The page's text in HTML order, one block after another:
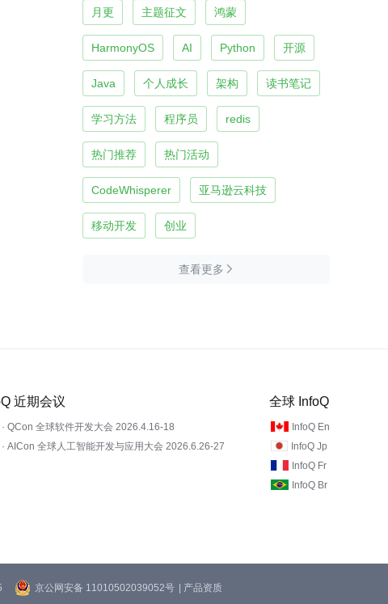
月更 主题征文 鸿蒙
HarmonyOS AI Python 开源
Java 个人成长 架构 读书笔记
学习方法 程序员 redis
热门推荐 热门活动
CodeWhisperer 亚马逊云科技
移动开发 创业
查看更多 
近期会议
QCon 全球软件开发大会 2026.4.16-18
AICon 全球人工智能开发与应用大会 2026.6.26-27
全球 InfoQ
InfoQ En
InfoQ Jp
InfoQ Fr
InfoQ Br
京公网安备 11010502039052号 | 产品资质